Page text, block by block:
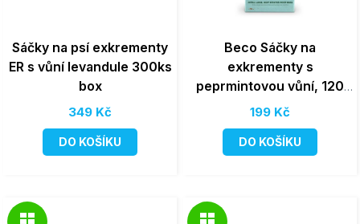
Sáčky na psí exkrementy
ER s vůní levandule 300ks
box
349 Kč
DO KOŠÍKU
Beco Sáčky na
exkrementy s
peprmintovou vůní, 120
ks, ekologické
199 Kč
DO KOŠÍKU